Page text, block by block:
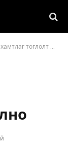
тоглолт болно